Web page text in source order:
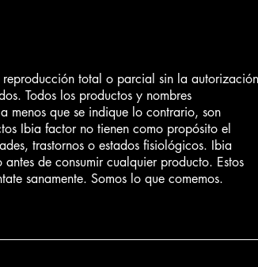
utilizada en migraña crónica que llega a ser
pero también comprobado que el uso continuo
evitar el consumo de analgésicos (AINE)
dañando la mucosa estomacal y el sistema de
innata van alejando cada vez mas estos
total o parcial sin la autorización
Todos los productos y nombres
menos que se indique lo contrario, son
Ibia factor no tienen como propósito el
trastornos o estados fisiológicos. Ibia
de consumir cualquier producto. Estos
sanamente. Somos lo que comemos.